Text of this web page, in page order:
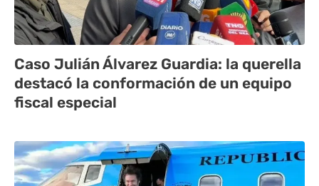
Caso Julián Álvarez Guardia: la querella
destacó la conformación de un equipo
fiscal especial